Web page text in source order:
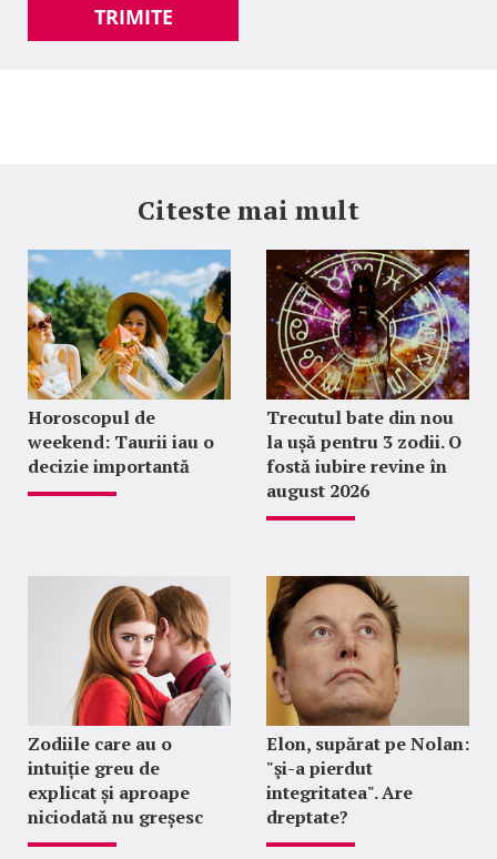
TRIMITE
Citeste mai mult
Horoscopul de
weekend: Taurii iau o
decizie importantă
Trecutul bate din nou
la ușă pentru 3 zodii. O
fostă iubire revine în
august 2026
Zodiile care au o
intuiție greu de
explicat și aproape
niciodată nu greșesc
Elon, supărat pe Nolan:
"şi-a pierdut
integritatea". Are
dreptate?